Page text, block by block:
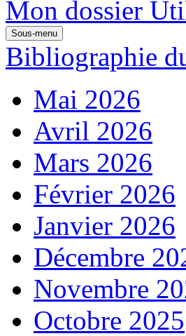
Mon dossier
Sous-menu
Bibliographie
Mai 2026
Avril 2026
Mars 2026
Février 2026
Janvier 2026
Décembre
Novembre
Octobre 2025